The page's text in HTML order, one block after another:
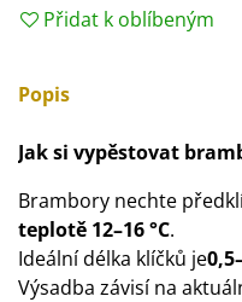
Přidat k oblíbeným
Popis
Jak si vypěstovat
Brambory nechte
teplotě 12–16 °C.
Ideální délka klíčků je
Výsadba závisí na